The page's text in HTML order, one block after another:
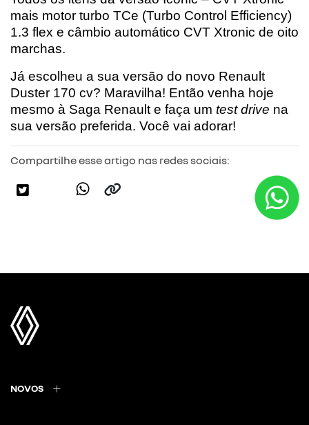
mais motor turbo TCe (Turbo Control Efficiency)
1.3 flex e câmbio automático CVT Xtronic de oito
marchas.
Já escolheu a sua versão do novo Renault
Duster 170 cv? Maravilha! Então venha hoje
mesmo à Saga Renault e faça um test drive na
sua versão preferida. Você vai adorar!
Compartilhe esse artigo nas redes sociais:
NOVOS